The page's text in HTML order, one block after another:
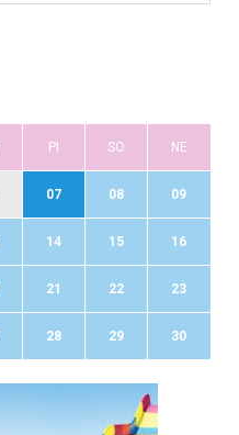
PI SO NE
07 08 09
14 15 16
21 22 23
28 29 30